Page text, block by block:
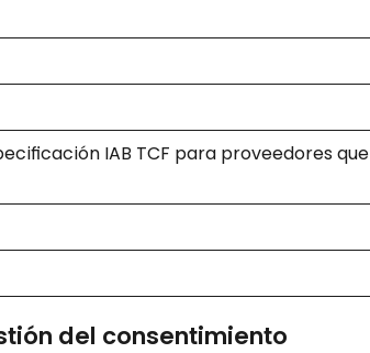
IAB TCF para proveedores que
del consentimiento